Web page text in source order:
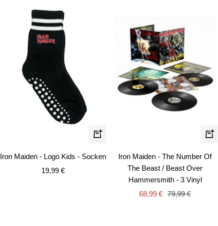
Schnellansicht
Iron Maiden - Logo Kids - Socken
Angebotspreis
19,99 €
In
Iron Maiden - The Number Of
The Beast / Beast Over
Hammersmith - 3 Vinyl
Angebotspreis
68,99 € Regulärer
79,99 €